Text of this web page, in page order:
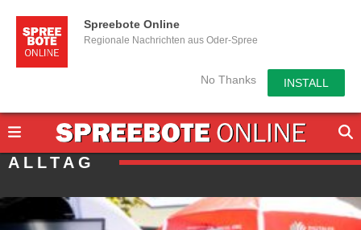
Spreebote Online
Regionale Nachrichten aus Oder-Spree
No Thanks INSTALL
ALLTAG